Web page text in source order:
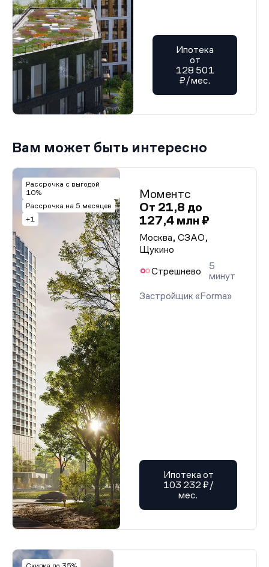
Ипотека
от
128 501
₽/мес.
Вам может быть интересно
Рассрочка с выгодой
10%
Рассрочка на 5 месяцев
+1
Моментс
От 21,8 до
127,4 млн ₽
Москва, СЗАО,
Щукино
Стрешнево
5
минут
Застройщик «Forma»
Ипотека от
103 232 ₽/
мес.